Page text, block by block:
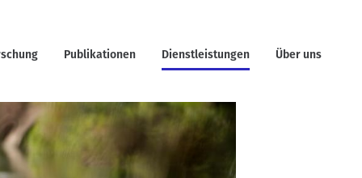
Publikationen Dienstleistungen Über uns